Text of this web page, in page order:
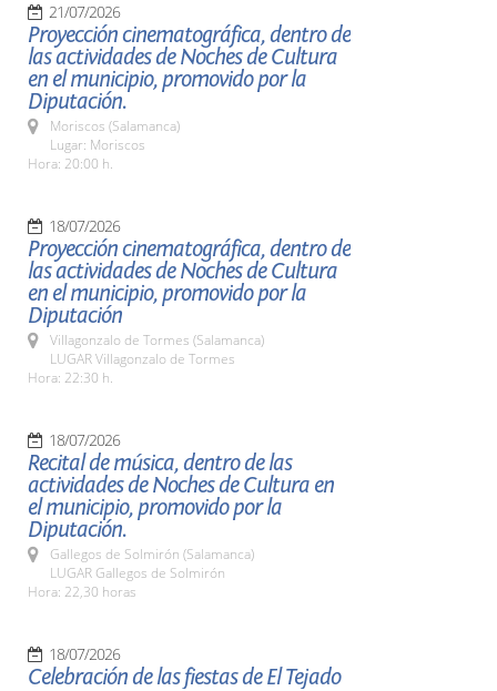
21/07/2026
Proyección cinematográfica, dentro de
las actividades de Noches de Cultura
en el municipio, promovido por la
Diputación.
Moriscos (Salamanca)
Lugar: Moriscos
Hora: 20:00 h.
18/07/2026
Proyección cinematográfica, dentro de
las actividades de Noches de Cultura
en el municipio, promovido por la
Diputación
Villagonzalo de Tormes (Salamanca)
LUGAR Villagonzalo de Tormes
Hora: 22:30 h.
18/07/2026
Recital de música, dentro de las
actividades de Noches de Cultura en
el municipio, promovido por la
Diputación.
Gallegos de Solmirón (Salamanca)
LUGAR Gallegos de Solmirón
Hora: 22,30 horas
18/07/2026
Celebración de las fiestas de El Tejado